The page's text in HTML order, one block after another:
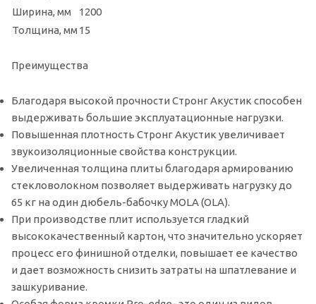
Ширина, мм
1200
Толщина, мм 15
Преимущества
Благодаря высокой прочности Стронг Акустик способен
выдерживать большие эксплуатационные нагрузки.
Повышенная плотность Стронг Акустик увеличивает
звукоизоляционные свойства конструкции.
Увеличенная толщина плиты благодаря армированию
стекловолокном позволяет выдерживать нагрузку до
65 кг на один дюбель-бабочку MOLA (OLA).
При производстве плит используется гладкий
высококачественный картон, что значительно ускоряет
процесс его финишной отделки, повышает ее качество
и дает возможность снизить затраты на шпатлевание и
зашкуривание.